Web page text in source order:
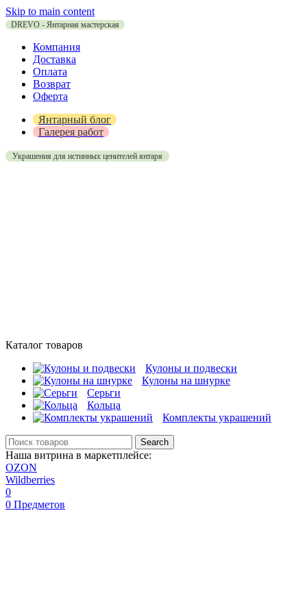
Skip to main content
DREVO - Янтарная мастерская
Компания
Доставка
Оплата
Возврат
Оферта
Янтарный блог
Галерея работ
Украшения для истинных ценителей янтаря
Каталог товаров
Кулоны и подвески
Кулоны на шнурке
Серьги
Кольца
Комплекты украшений
Search
Наша витрина в маркетплейсе:
OZON
Wildberries
0
0 Предметов